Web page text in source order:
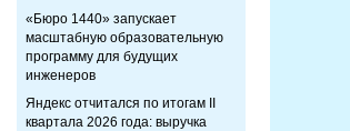
«Бюро 1440» запускает
масштабную образовательную
программу для будущих
инженеров
Яндекс отчитался по итогам II
квартала 2026 года: выручка